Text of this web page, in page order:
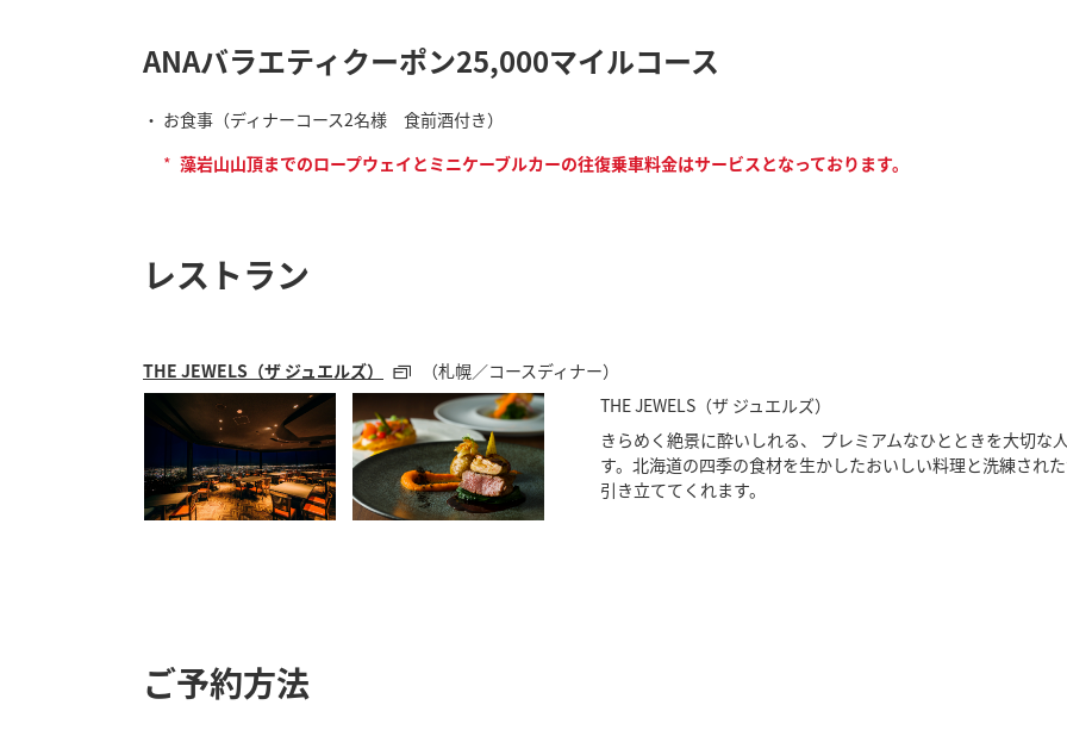
ANAバラエティクーポン25,000マイルコース
お食事（ディナーコース2名様 食前酒付き）
* 藻岩山山頂までのロープウェイとミニケーブルカーの往復乗車料金はサービスとなっております。
レストラン
THE JEWELS（ザ ジュエルズ）
（札幌／コースディナー）
THE JEWELS（ザ ジュエルズ）
きらめく絶景に酔いしれる、 プレミアムなひとときを大切
す。北海道の四季の食材を生かしたおいしい料理と洗練され
引き立ててくれます。
ご予約方法